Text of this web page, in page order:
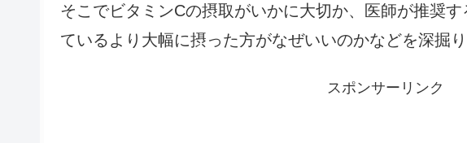
そこでビタミンCの摂取がいかに大切か、医師が推奨
ているより大幅に摂った方がなぜいいのかなどを深掘り
スポンサーリンク